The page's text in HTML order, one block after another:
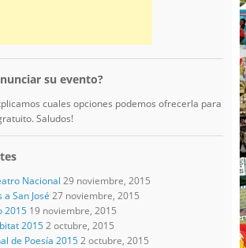
su evento?
cuales opciones podemos ofrecerla para
Saludos!
Nacional 29 noviembre, 2015
San José 27 noviembre, 2015
2015 19 noviembre, 2015
2015 2 octubre, 2015
de Poesía 2015 2 octubre, 2015